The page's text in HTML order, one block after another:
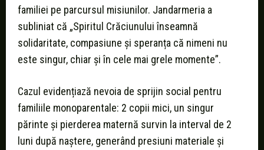
familiei pe parcursul misiunilor. Jandarmeria a
subliniat că „Spiritul Crăciunului înseamnă
solidaritate, compasiune și speranța că nimeni nu
este singur, chiar și în cele mai grele momente”.
Cazul evidențiază nevoia de sprijin social pentru
familiile monoparentale: 2 copii mici, un singur
părinte și pierderea maternă survin la interval de 2
luni după naștere, generând presiuni materiale și